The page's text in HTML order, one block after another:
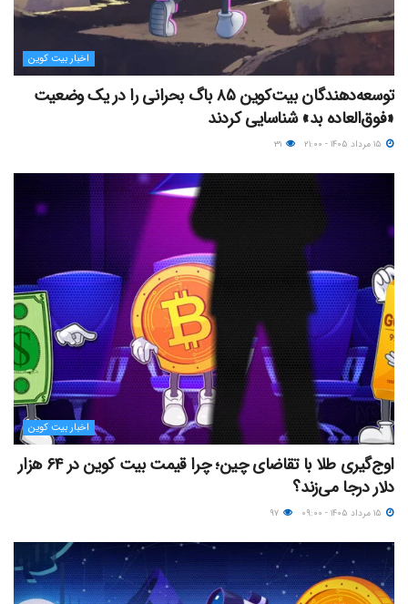
اخبار بیت کوین
توسعه‌دهندگان بیت‌کوین ۸۵ باگ بحرانی را در یک وضعیت
«فوق‌العاده بد» شناسایی کردند
اخبار بیت کوین
اوج‌گیری طلا با تقاضای چین؛ چرا قیمت بیت کوین در ۶۴ هزار
دلار درجا می‌زند؟